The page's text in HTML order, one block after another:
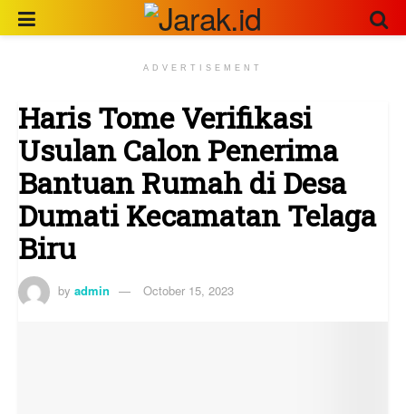
ADVERTISEMENT
Haris Tome Verifikasi
Usulan Calon Penerima
Bantuan Rumah di Desa
Dumati Kecamatan Telaga
Biru
by admin October 15, 2023